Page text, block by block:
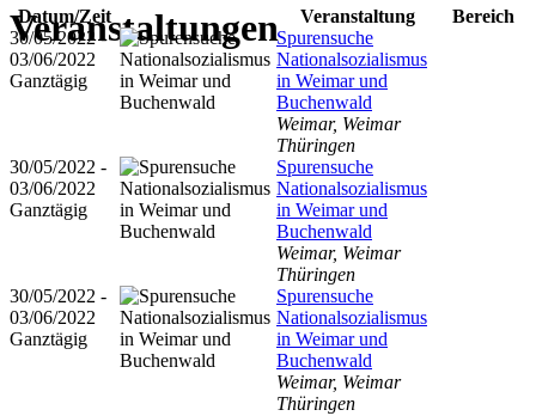
Veranstaltungen
Datum/Zeit Veranstaltung
Bereich
30/05/2022 -
03/06/2022
Ganztägig
Spurensuche
Nationalsozialismus
in Weimar und
Buchenwald
Weimar, Weimar
Thüringen
30/05/2022 -
03/06/2022
Ganztägig
Spurensuche
Nationalsozialismus
in Weimar und
Buchenwald
Weimar, Weimar
Thüringen
30/05/2022 -
03/06/2022
Ganztägig
Spurensuche
Nationalsozialismus
in Weimar und
Buchenwald
Weimar, Weimar
Thüringen